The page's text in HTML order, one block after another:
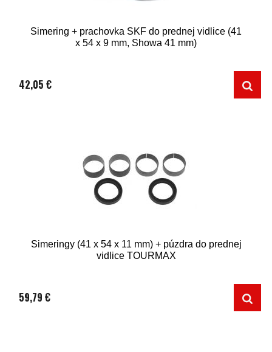
Simering + prachovka SKF do prednej vidlice (41
x 54 x 9 mm, Showa 41 mm)
42,05 €
Simeringy (41 x 54 x 11 mm) + púzdra do prednej
vidlice TOURMAX
59,79 €